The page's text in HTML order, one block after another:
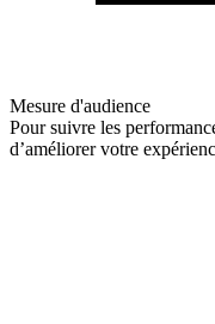
Mesure d'audience
Pour suivre les
d’améliorer votre